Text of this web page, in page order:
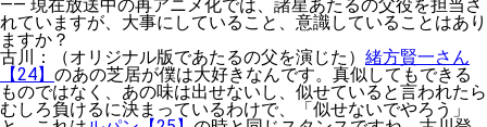
—— 現在放送中の再アニメ化では、諸星あたるの父役を担当さ
れていますが、大事にしていること、意識していることはあり
ますか？
古川
：（オリジナル版であたるの父を演じた） 緒方賢一さん
【24】 のあの芝居が僕は大好きなんです。真似してもできる
ものではなく、あの味は出せないし、似せていると言われたら
むしろ負けるに決まっているわけで、「似せないでやろう」